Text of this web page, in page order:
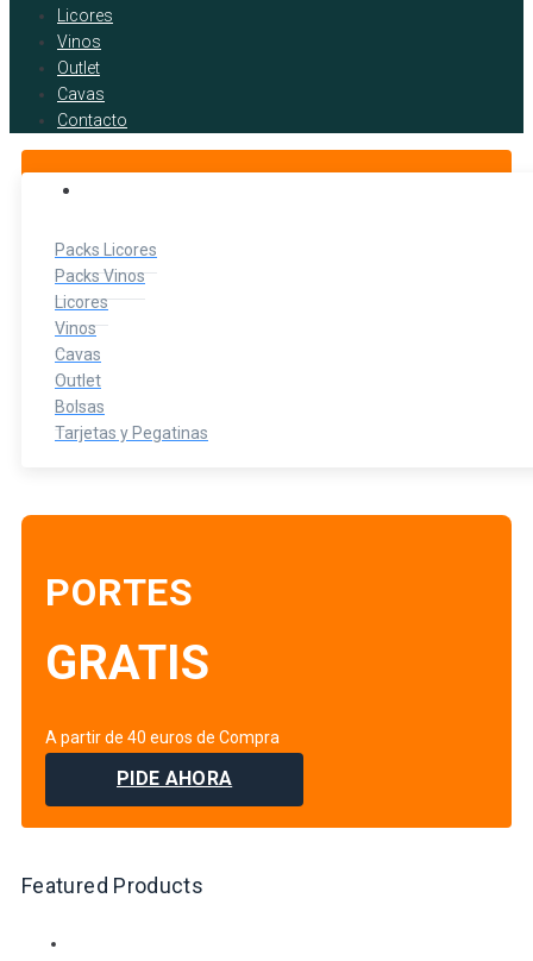
Licores
Vinos
Outlet
Cavas
Contacto
Packs Licores
Packs Vinos
Licores
Vinos
Cavas
Outlet
Bolsas
Tarjetas y Pegatinas
PORTES
GRATIS
A partir de 40 euros de Compra
PIDE AHORA
Featured Products